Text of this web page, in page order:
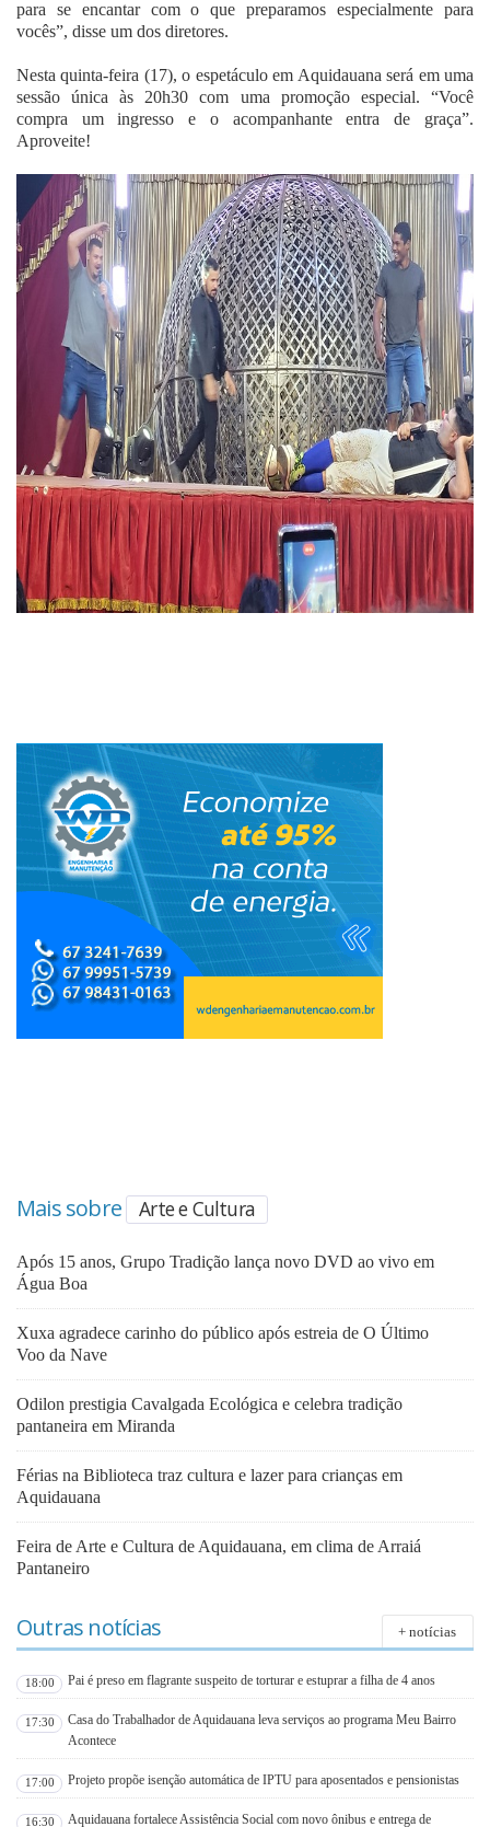
para se encantar com o que preparamos especialmente para
vocês”, disse um dos diretores.
Nesta quinta-feira (17), o espetáculo em Aquidauana será em uma
sessão única às 20h30 com uma promoção especial. “Você
compra um ingresso e o acompanhante entra de graça”.
Aproveite!
Mais sobre Arte e Cultura
Após 15 anos, Grupo Tradição lança novo DVD ao vivo em
Água Boa
Xuxa agradece carinho do público após estreia de O Último
Voo da Nave
Odilon prestigia Cavalgada Ecológica e celebra tradição
pantaneira em Miranda
Férias na Biblioteca traz cultura e lazer para crianças em
Aquidauana
Feira de Arte e Cultura de Aquidauana, em clima de Arraiá
Pantaneiro
Outras notícias + notícias
18:00 Pai é preso em flagrante suspeito de torturar e estuprar a filha de 4 anos
17:30
Casa do Trabalhador de Aquidauana leva serviços ao programa Meu Bairro
Acontece
17:00 Projeto propõe isenção automática de IPTU para aposentados e pensionistas
16:30 Aquidauana fortalece Assistência Social com novo ônibus e entrega de